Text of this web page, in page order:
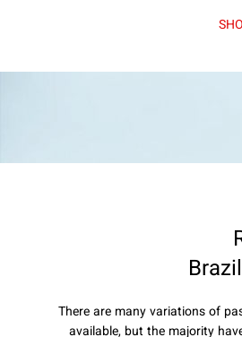
There are many variations of
available, but the majority